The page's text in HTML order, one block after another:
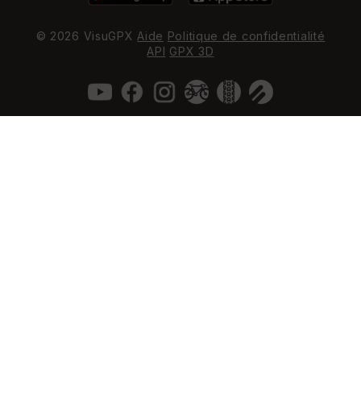
© 2026 VisuGPX Aide Politique de confidentialité
API GPX 3D